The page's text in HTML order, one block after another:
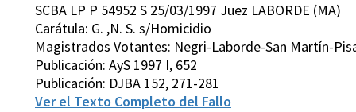
SCBA LP P 54952 S 25/03/1997 Juez LABORDE (MA)
Carátula: G. ,N. S. s/Homicidio
Magistrados Votantes: Negri-Laborde-San Martín-
Publicación: AyS 1997 I, 652
Publicación: DJBA 152, 271-281
Ver el Texto Completo del Fallo